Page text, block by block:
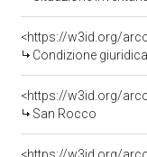
<https://w3id.org/
Condizione
<https://w3id.org/
San Rocco